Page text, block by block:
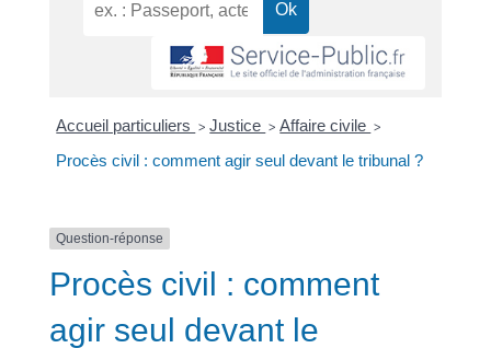
Accueil particuliers > Justice > Affaire civile >
Procès civil : comment agir seul devant le tribunal ?
Question-réponse
Procès civil : comment
agir seul devant le